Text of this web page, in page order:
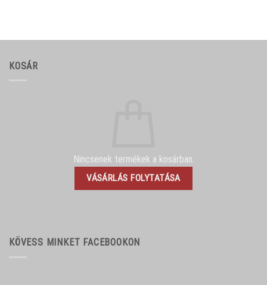
KOSÁR
Nincsenek termékek a kosárban.
VÁSÁRLÁS FOLYTATÁSA
KÖVESS MINKET FACEBOOKON